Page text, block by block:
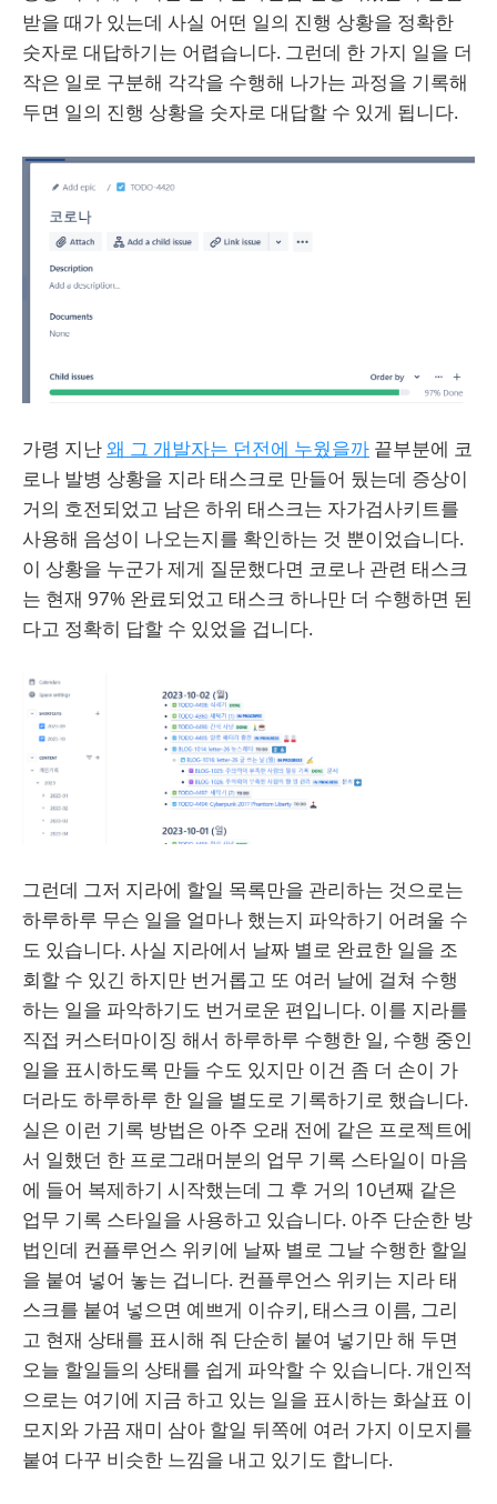
받을 때가 있는데 사실 어떤 일의 진행 상황을 정확한
숫자로 대답하기는 어렵습니다. 그런데 한 가지 일을 더
작은 일로 구분해 각각을 수행해 나가는 과정을 기록해
두면 일의 진행 상황을 숫자로 대답할 수 있게 됩니다.
가령 지난왜 그 개발자는 던전에 누웠을까 끝부분에 코
로나 발병 상황을 지라 태스크로 만들어 뒀는데 증상이
거의 호전되었고 남은 하위 태스크는 자가검사키트를
사용해 음성이 나오는지를 확인하는 것 뿐이었습니다.
이 상황을 누군가 제게 질문했다면 코로나 관련 태스크
는 현재 97% 완료되었고 태스크 하나만 더 수행하면 된
다고 정확히 답할 수 있었을 겁니다.
그런데 그저 지라에 할일 목록만을 관리하는 것으로는
하루하루 무슨 일을 얼마나 했는지 파악하기 어려울 수
도 있습니다. 사실 지라에서 날짜 별로 완료한 일을 조
회할 수 있긴 하지만 번거롭고 또 여러 날에 걸쳐 수행
하는 일을 파악하기도 번거로운 편입니다. 이를 지라를
직접 커스터마이징 해서 하루하루 수행한 일, 수행 중인
일을 표시하도록 만들 수도 있지만 이건 좀 더 손이 가
더라도 하루하루 한 일을 별도로 기록하기로 했습니다.
실은 이런 기록 방법은 아주 오래 전에 같은 프로젝트에
서 일했던 한 프로그래머분의 업무 기록 스타일이 마음
에 들어 복제하기 시작했는데 그 후 거의 10년째 같은
업무 기록 스타일을 사용하고 있습니다. 아주 단순한 방
법인데 컨플루언스 위키에 날짜 별로 그날 수행한 할일
을 붙여 넣어 놓는 겁니다. 컨플루언스 위키는 지라 태
스크를 붙여 넣으면 예쁘게 이슈키, 태스크 이름, 그리
고 현재 상태를 표시해 줘 단순히 붙여 넣기만 해 두면
오늘 할일들의 상태를 쉽게 파악할 수 있습니다. 개인적
으로는 여기에 지금 하고 있는 일을 표시하는 화살표 이
모지와 가끔 재미 삼아 할일 뒤쪽에 여러 가지 이모지를
붙여 다꾸 비슷한 느낌을 내고 있기도 합니다.